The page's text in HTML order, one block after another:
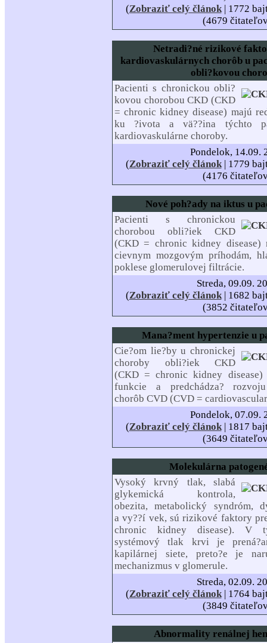
(Zobraziť celý článok| 1772
(4679
Netradi?né rizikové
kardiovaskulárnych chorôb u
obli?kovou
Pacienti s chronickou obli?
kovou chorobou CKD (CKD
= chronic kidney disease) majú
ku ?ivota a vä??ina týchto
kardiovaskulárne choroby.
Pondelok, 14.09.
(Zobraziť celý článok| 1779
(4176
Nové poh?ady na iktus u
Pacienti s chronickou
chorobou obli?iek CKD
(CKD = chronic kidney disease)
cievnym mozgovým príhodám,
poklese glomerulovej filtrácie.
Streda, 09.09.
(Zobraziť celý článok| 1682
(3852
Mana?ment hypertenzie u
Cie?om lie?by u chronickej
choroby obli?iek CKD
(CKD = chronic kidney disease)
funkcie a predchádza?
chorôb CVD (CVD =
Pondelok, 07.09.
(Zobraziť celý článok| 1817
(3649
Molekulárna
Vysoký krvný tlak, slabá
glykemická kontrola,
obezita, metabolický syndróm,
a vy??í vek, sú rizikové faktory
chronic kidney disease). V
systémový tlak krvi je
kapilárnej siete, preto?e je
mechanizmus v glomerule.
Streda, 02.09.
(Zobraziť celý článok| 1764
(3849
Abnormality renálnej